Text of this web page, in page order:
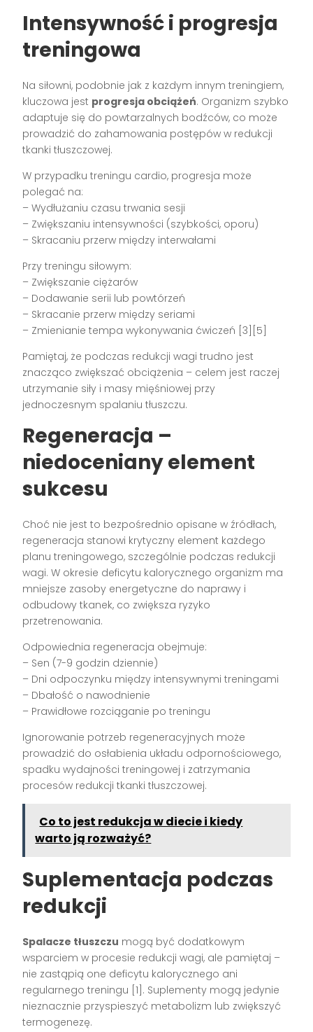
Intensywność i progresja
treningowa
Na siłowni, podobnie jak z każdym innym treningiem,
kluczowa jest progresja obciążeń. Organizm szybko
adaptuje się do powtarzalnych bodźców, co może
prowadzić do zahamowania postępów w redukcji
tkanki tłuszczowej.
W przypadku treningu cardio, progresja może
polegać na:
– Wydłużaniu czasu trwania sesji
– Zwiększaniu intensywności (szybkości, oporu)
– Skracaniu przerw między interwałami
Przy treningu siłowym:
– Zwiększanie ciężarów
– Dodawanie serii lub powtórzeń
– Skracanie przerw między seriami
– Zmienianie tempa wykonywania ćwiczeń [3][5]
Pamiętaj, że podczas redukcji wagi trudno jest
znacząco zwiększać obciążenia – celem jest raczej
utrzymanie siły i masy mięśniowej przy
jednoczesnym spalaniu tłuszczu.
Regeneracja –
niedoceniany element
sukcesu
Choć nie jest to bezpośrednio opisane w źródłach,
regeneracja stanowi krytyczny element każdego
planu treningowego, szczególnie podczas redukcji
wagi. W okresie deficytu kalorycznego organizm ma
mniejsze zasoby energetyczne do naprawy i
odbudowy tkanek, co zwiększa ryzyko
przetrenowania.
Odpowiednia regeneracja obejmuje:
– Sen (7-9 godzin dziennie)
– Dni odpoczynku między intensywnymi treningami
– Dbałość o nawodnienie
– Prawidłowe rozciąganie po treningu
Ignorowanie potrzeb regeneracyjnych może
prowadzić do osłabienia układu odpornościowego,
spadku wydajności treningowej i zatrzymania
procesów redukcji tkanki tłuszczowej.
Co to jest redukcja w diecie i kiedy
warto ją rozważyć?
Suplementacja podczas
redukcji
Spalacze tłuszczu mogą być dodatkowym
wsparciem w procesie redukcji wagi, ale pamiętaj –
nie zastąpią one deficytu kalorycznego ani
regularnego treningu [1]. Suplementy mogą jedynie
nieznacznie przyspieszyć metabolizm lub zwiększyć
termogenezę.